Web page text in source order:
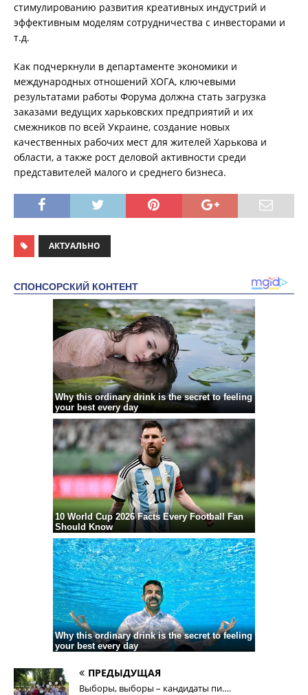
стимулированию развития креативных индустрий и
эффективным моделям сотрудничества с инвесторами и
т.д.
Как подчеркнули в департаменте экономики и
международных отношений ХОГА, ключевыми
результатами работы Форума должна стать загрузка
заказами ведущих харьковских предприятий и их
смежников по всей Украине, создание новых
качественных рабочих мест для жителей Харькова и
области, а также рост деловой активности среди
представителей малого и среднего бизнеса.
АКТУАЛЬНО
ПРЕДЫДУЩАЯ
Выборы, выборы – кандидаты пи….